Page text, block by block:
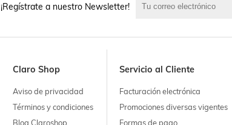
¡Regístrate a nuestro Newsletter!
Claro Shop
Aviso de privacidad
Términos y condiciones
Blog Claroshop
Servicio al Cliente
Facturación electrónica
Promociones diversas vigentes
Formas de pago